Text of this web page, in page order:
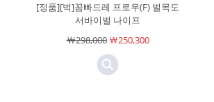
[정품][벅]꼼빠드레 프로우(F) 벌목도
서바이벌 나이프
￦298,000￦250,300